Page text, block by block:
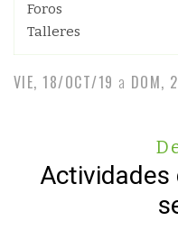
Foros
Talleres
VIE, 18/OCT/19 a DOM,